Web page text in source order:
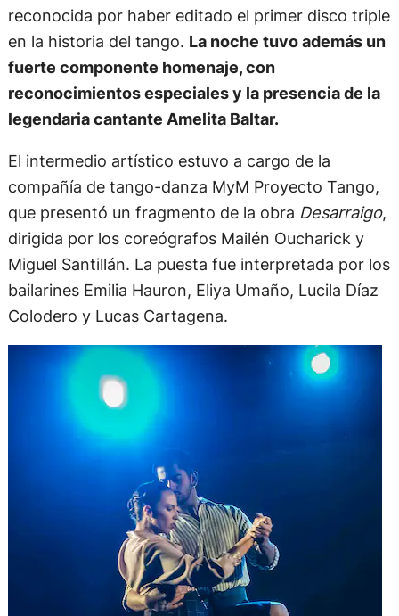
reconocida por haber editado el primer disco triple
en la historia del tango. La noche tuvo además un
fuerte componente homenaje, con
reconocimientos especiales y la presencia de la
legendaria cantante Amelita Baltar.
El intermedio artístico estuvo a cargo de la
compañía de tango-danza MyM Proyecto Tango,
que presentó un fragmento de la obra Desarraigo,
dirigida por los coreógrafos Mailén Oucharick y
Miguel Santillán. La puesta fue interpretada por los
bailarines Emilia Hauron, Eliya Umaño, Lucila Díaz
Colodero y Lucas Cartagena.